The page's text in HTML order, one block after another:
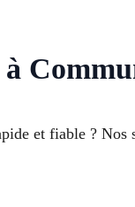
et fiable ?